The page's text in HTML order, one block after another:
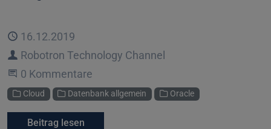
Veröffentlicht
16.12.2019
Autor
Robotron Technology Channel
Beginne eine Unterhaltung
0 Kommentare
Kategorien
Cloud Datenbank allgemein Oracle
Beitrag lesen